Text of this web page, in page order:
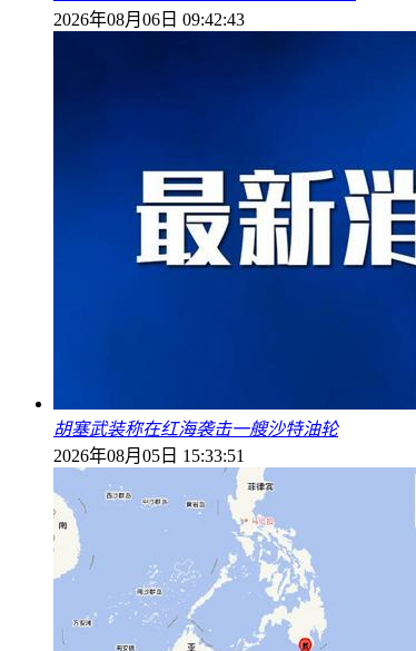
2026年08月06日 09:42:43
胡塞武装称在红海袭击一艘沙特油轮
2026年08月05日 15:33:51